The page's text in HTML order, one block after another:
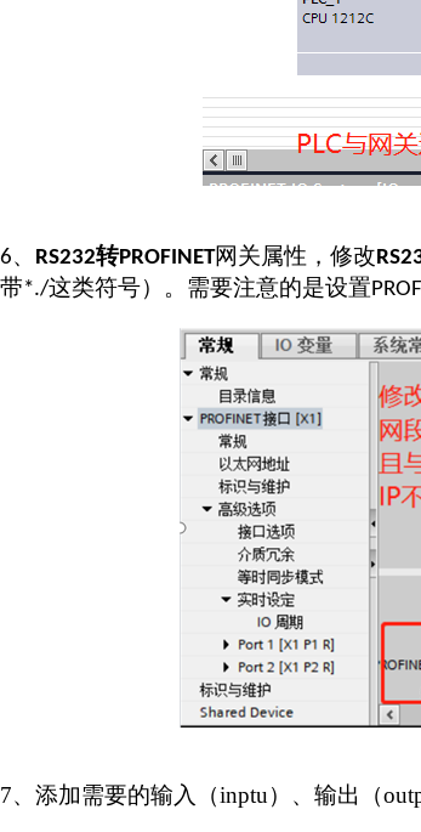
6、 RS232转PROFINET网关属性，修改
带*./这类符号）。需要注意的是设置
7、添加需要的输入（inptu ）、输出（